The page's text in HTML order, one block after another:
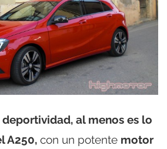
al menos es lo
A250, con un potente motor